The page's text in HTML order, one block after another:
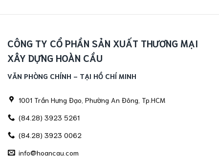
CÔNG TY CỔ PHẦN SẢN XUẤT THƯƠNG MẠI
XÂY DỰNG HOÀN CẦU
VĂN PHÒNG CHÍNH - TẠI HỒ CHÍ MINH
1001 Trần Hưng Đạo, Phường An Đông, Tp.HCM
(84.28) 3923 5261
(84.28) 3923 0062
info@hoancau.com